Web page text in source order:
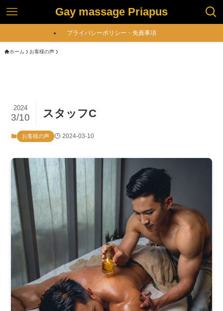
Gay massage Priapus
プライバシーポリシー・免責事項
ホーム お客様の声
スタッフC
2024
3/10
お客様の声 2024-03-10